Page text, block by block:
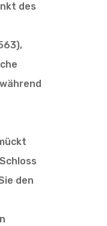
des
den